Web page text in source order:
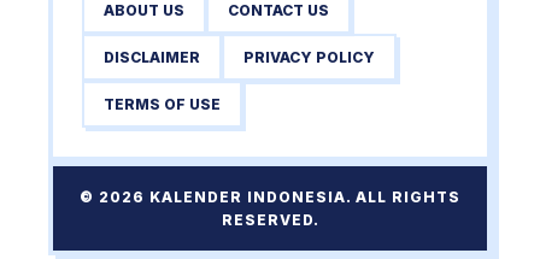
ABOUT US CONTACT US
DISCLAIMER PRIVACY POLICY
TERMS OF USE
© 2026 KALENDER INDONESIA. ALL RIGHTS
RESERVED.